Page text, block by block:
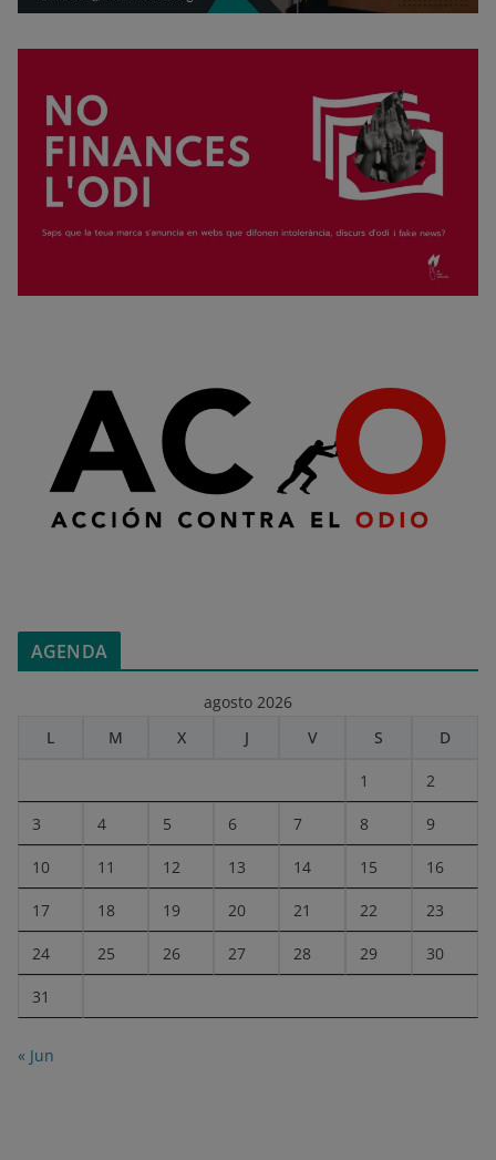
AGENDA
agosto 2026
L
M X J V S D
1 2
3 4 5 6 7 8 9
10 11 12 13 14 15 16
17 18 19 20 21 22 23
24 25 26 27 28 29 30
31
« Jun